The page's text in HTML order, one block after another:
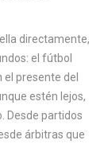
directamente,
el fútbol
presente del
estén lejos,
Desde partidos
árbitras que